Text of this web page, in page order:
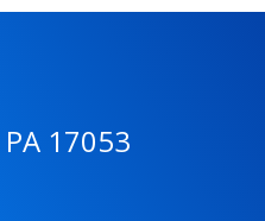
17053